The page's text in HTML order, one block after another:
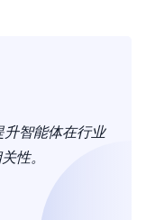
智能体在行业
性。